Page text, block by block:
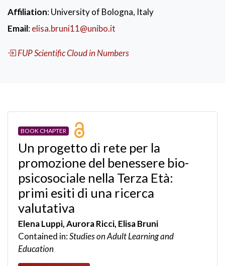
Affiliation: University of Bologna, Italy
Email:elisa.bruni11@unibo.it
FUP Scientific Cloud in Numbers
BOOK CHAPTER
Un progetto di rete per la
promozione del benessere bio-
psicosociale nella Terza Età:
primi esiti di una ricerca
valutativa
Elena Luppi, Aurora Ricci, Elisa Bruni
Contained in:Studies on Adult Learning and
Education